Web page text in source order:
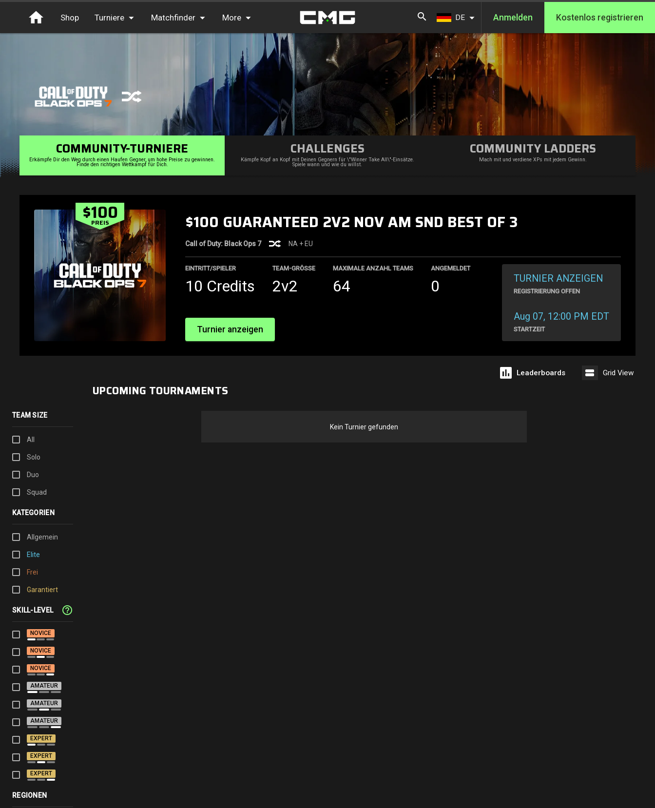
Shop Turniere
Throwbacks
Matchfinder More
FAQ
Ranglisten
Team-Mitglieder finden
DE Anmelden Kostenlos registrieren
COMMUNITY-TURNIERE
Erkämpfe Dir den Weg durch einen Haufen Gegner, um hohe Preise zu gewinnen.
Finde den richtigen Wettkampf für Dich.
CHALLENGES
Kämpfe Kopf an Kopf mit Deinen Gegnern für \"Winner Take All\"-Einsätze.
Spiele wann und wie du willst.
COMMUNITY LADDERS
Mach mit und verdiene XPs mit jedem Gewinn.
$100
PREIS $100 GUARANTEED 2V2 NOV AM SND BEST OF 3
Call of Duty: Black Ops 7 NA + EU
EINTRITT/SPIELER
10 Credits
TEAM-GRÖSSE
2v2
MAXIMALE ANZAHL TEAMS
64
ANGEMELDET
0
Turnier anzeigen
TURNIER ANZEIGEN
REGISTRIERUNG OFFEN
Aug 07, 12:00 PM EDT
STARTZEIT
Leaderboards Grid View
TEAM SIZE
All
Solo
Duo
Squad
KATEGORIEN
Allgemein
Elite
Frei
Garantiert
SKILL-LEVEL help_outline
NOVICE
NOVICE
NOVICE
AMATEUR
AMATEUR
AMATEUR
EXPERT
EXPERT
EXPERT
REGIONEN
UPCOMING TOURNAMENTS
Kein Turnier gefunden